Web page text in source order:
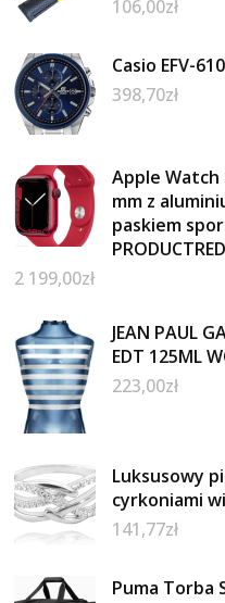
106,00zł
Casio EFV-
398,70zł
Apple Watch
mm z
paskiem
2 199,00zł
JEAN PAUL
EDT 125ML
223,00zł
Luksusowy
cyrkoniami
141,77zł
Puma Torba